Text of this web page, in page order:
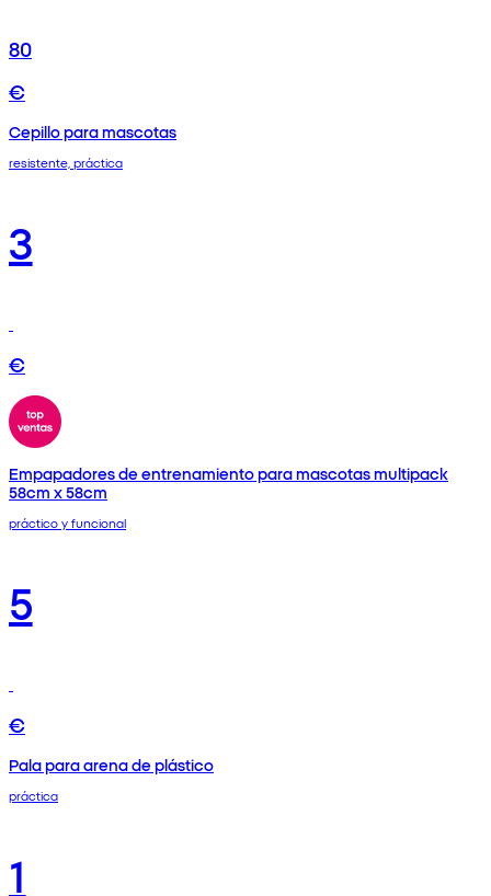
80
€
Cepillo para mascotas
resistente, práctica
3
€
Empapadores de entrenamiento para mascotas multipack
58cm x 58cm
práctico y funcional
5
€
Pala para arena de plástico
práctica
1